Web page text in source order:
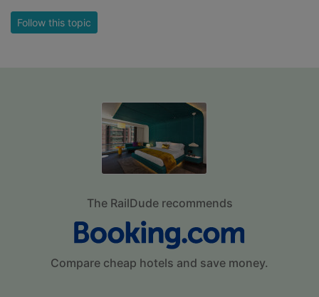
Follow this topic
The RailDude recommends
Compare cheap hotels and save money.